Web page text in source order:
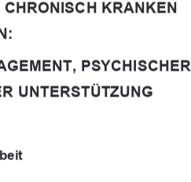
KRANKEN
PSYCHISCHER
UNTERSTÜTZUNG